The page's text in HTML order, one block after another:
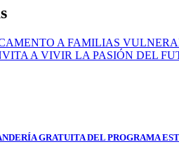
A FAMILIAS
A VIVIR LA PASIÓN DEL
GRATUITA DEL PROGRAMA